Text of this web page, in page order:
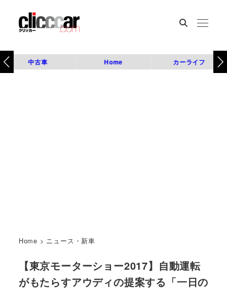
中古車 Home カーライフ
Home > ニュース・新車
【東京モーターショー2017】自動運転
がもたらすアウディの提案する「一日の